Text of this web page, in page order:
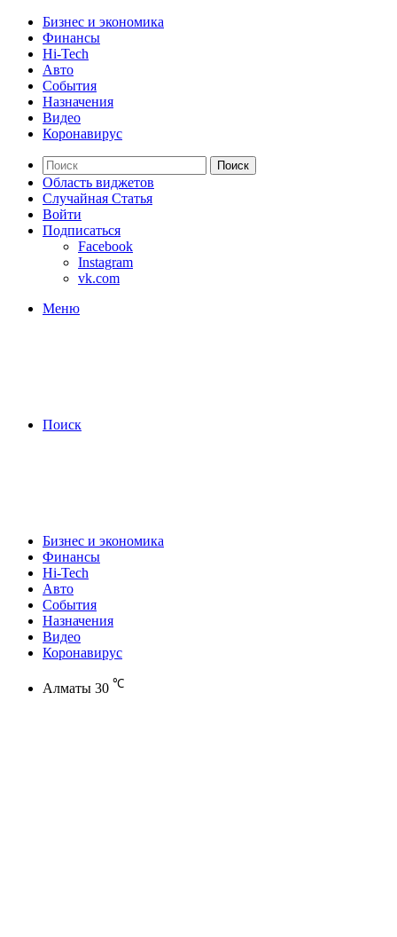
Бизнес и экономика
Финансы
Hi-Tech
Авто
События
Назначения
Видео
Коронавирус
Поиск
Область виджетов
Случайная Статья
Войти
Подписаться
Facebook
Instagram
vk.com
Меню
Поиск
Бизнес и экономика
Финансы
Hi-Tech
Авто
События
Назначения
Видео
Коронавирус
Алматы 30 ℃